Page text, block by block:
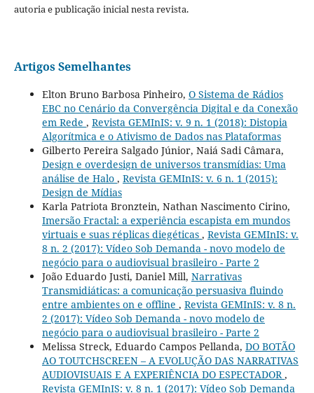
autoria e publicação inicial nesta revista.
Artigos Semelhantes
Elton Bruno Barbosa Pinheiro, O Sistema de Rádios
EBC no Cenário da Convergência Digital e da Conexão
em Rede , Revista GEMInIS: v. 9 n. 1 (2018): Distopia
Algorítmica e o Ativismo de Dados nas Plataformas
Gilberto Pereira Salgado Júnior, Naiá Sadi Câmara,
Design e overdesign de universos transmídias: Uma
análise de Halo , Revista GEMInIS: v. 6 n. 1 (2015):
Design de Mídias
Karla Patriota Bronztein, Nathan Nascimento Cirino,
Imersão Fractal: a experiência escapista em mundos
virtuais e suas réplicas diegéticas , Revista GEMInIS: v.
8 n. 2 (2017): Vídeo Sob Demanda - novo modelo de
negócio para o audiovisual brasileiro - Parte 2
João Eduardo Justi, Daniel Mill, Narrativas
Transmidiáticas: a comunicação persuasiva fluindo
entre ambientes on e offline , Revista GEMInIS: v. 8 n.
2 (2017): Vídeo Sob Demanda - novo modelo de
negócio para o audiovisual brasileiro - Parte 2
Melissa Streck, Eduardo Campos Pellanda, DO BOTÃO
AO TOUTCHSCREEN – A EVOLUÇÃO DAS NARRATIVAS
AUDIOVISUAIS E A EXPERIÊNCIA DO ESPECTADOR,
Revista GEMInIS: v. 8 n. 1 (2017): Vídeo Sob Demanda